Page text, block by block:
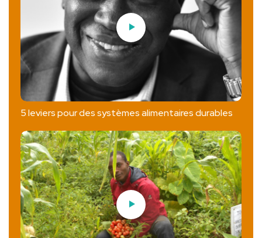
5 leviers pour des systèmes alimentaires durables